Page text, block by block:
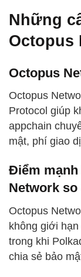
Những
Octopus
Octopus
Octopus
Protocol giúp
appchain
mật, phí giao
Điểm
Network
Octopus
không giới
trong khi
chia sẻ bảo